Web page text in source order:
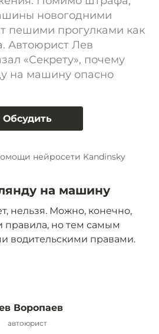
новогодними
пешими прогулками как
Автоюрист Лев
«Секрету», почему
на машину опасно
Обсудить
нейросети Kandinsky
на машину
нельзя. Можно, конечно,
правила, но тем самым
водительскими правами.
Воропаев
автоюрист